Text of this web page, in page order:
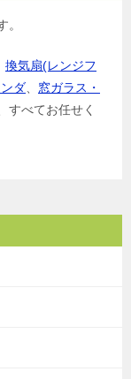
。
換気扇(レンジフ
ダ
窓ガラス・
すべてお任せく